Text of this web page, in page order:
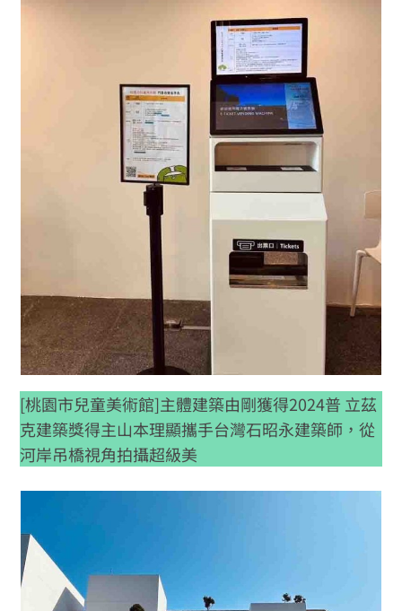
[桃園市兒童美術館]主體建築由剛獲得2024普 立茲
克建築獎得主山本理顯攜手台灣石昭永建築師，從
河岸吊橋視角拍攝超級美